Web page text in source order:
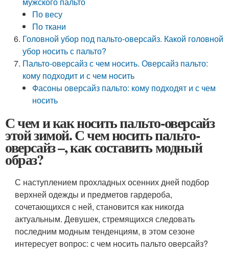
По весу
По ткани
Головной убор под пальто-оверсайз. Какой головной
убор носить с пальто?
Пальто-оверсайз с чем носить. Оверсайз пальто:
кому подходит и с чем носить
Фасоны оверсайз пальто: кому подходят и с чем
носить
С чем и как носить пальто-оверсайз
этой зимой. С чем носить пальто-
оверсайз –, как составить модный
образ?
С наступлением прохладных осенних дней подбор
верхней одежды и предметов гардероба,
сочетающихся с ней, становится как никогда
актуальным. Девушек, стремящихся следовать
последним модным тенденциям, в этом сезоне
интересует вопрос: с чем носить пальто оверсайз?